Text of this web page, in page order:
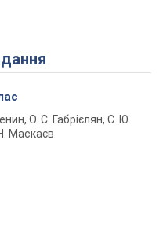
Video
О. С. Габрієлян, С. Ю.
Маскаєв